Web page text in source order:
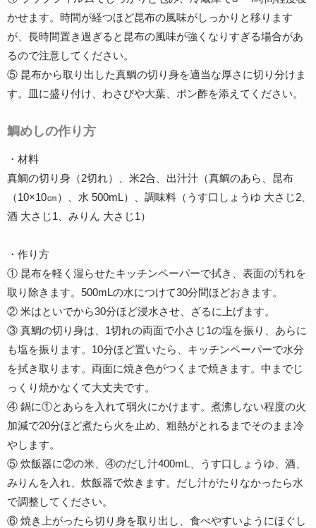
かせます。時間が経つほど昆布の風味がしっかりと移ります
が、長時間置き過ぎると昆布の風味が強くなりすぎる場合があ
るので注意してください。
⑤ 昆布から取り出した真鯛の切り身を適当な厚さに切り分けま
す。皿に盛り付け、わさびや大葉、ポン酢を添えてください。
鯛めしの作り方
・材料
真鯛の切り身（2切れ）、米2合、出汁汁（真鯛のあら、昆布
（10×10㎝）、水 500mL）、調味料（うす口しょうゆ 大さじ2、
酒 大さじ1、みりん 大さじ1）
・作り方
① 昆布を軽く湿らせたキッチンペーパーで拭き、表面の汚れを
取り除きます。500mLの水につけて30分間ほどおきます。
② 米はといでから30分ほど浸水させ、ざるに上げます。
③ 真鯛の切り身は、1切れの両面で小さじ1の塩を振り、あらに
も塩を振ります。10分ほど置いたら、キッチンペーパーで水分
を拭き取ります。両面に焼き色がつくまで焼きます。中までじ
っくり焼かなくて大丈夫です。
④ 鍋に①とあらを入れて弱火にかけます。煮沸しない程度の火
加減で20分ほど煮たら火を止め、粗熱がとれるまでそのまま冷
やします。
⑤ 炊飯器に②の米、④のだし汁400mL、うす口しょうゆ、酒、
みりんを入れ、炊飯器で炊きます。だし汁がたりなかったら水
で調整してください。
⑥ 焼き上がったら切り身を取り出し、食べやすいようにほぐし